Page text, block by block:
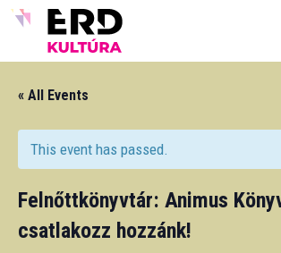
« All Events
This event has passed.
Felnőttkönyvtár: Animus
csatlakozz hozzánk!